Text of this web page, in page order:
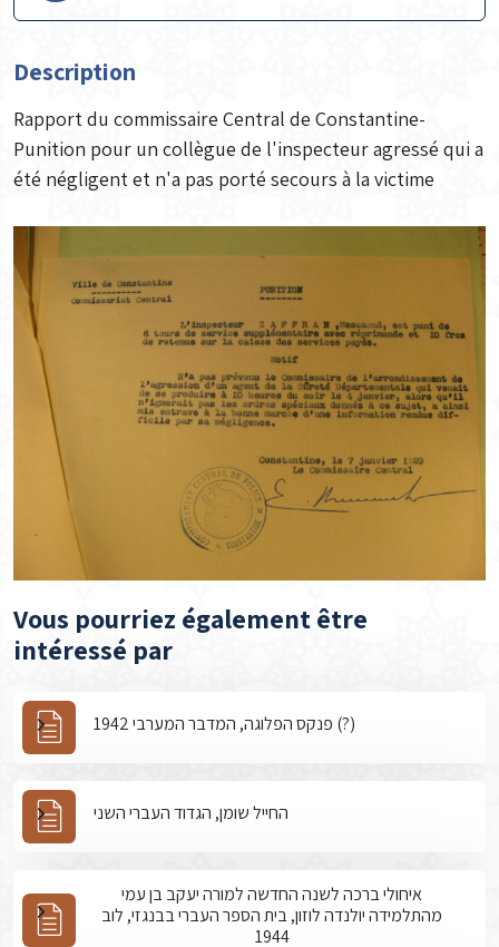
Description
Rapport du commissaire Central de Constantine-
Punition pour un collègue de l'inspecteur agressé qui a
été négligent et n'a pas porté secours à la victime
Vous pourriez également être
intéressé par
פנקס הפלוגה, המדבר המערבי 1942 (?)
החייל שומן, הגדוד העברי השני
איחולי ברכה לשנה החדשה למורה יעקב בן עמי
מהתלמידה יולנדה לוזון, בית הספר העברי בבנגזי, לוב
1944